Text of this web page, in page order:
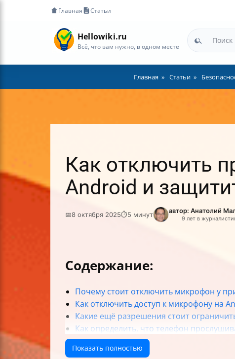
Главная Статьи
Hellowiki.ru
Всё, что вам нужно, в одном месте
Главная Статьи
Как отключить
Android и
📅8 октября 2025⏱5 минут автор: Анатолий
9 лет в
Содержание:
Почему стоит отключить микрофон у
Как отключить доступ к микрофону на
Какие ещё разрешения стоит
Как определить, что телефон
Как проверить и отключить
Как проверить активность микрофона
Показать полностью